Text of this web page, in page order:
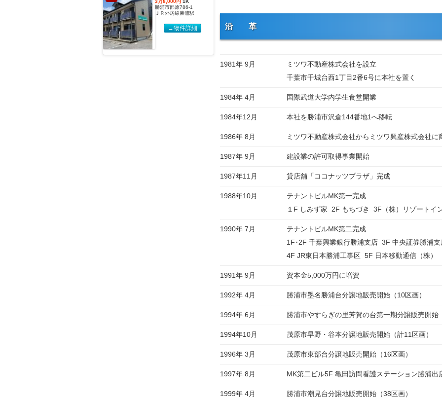
沿 革
1981年 9月
ミツワ不動産株式会社を設立
千葉市千城台西1丁目2番6号に本社を置く
1984年 4月 国際武道大学内学生食堂開業
1984年12月 本社を勝浦市沢倉144番地1へ移転
1986年 8月 ミツワ不動産株式会社からミツワ興産株式会社に
1987年 9月 建設業の許可取得事業開始
1987年11月 貸店舗「ココナッツプラザ」完成
1988年10月
テナントビルMK第一完成
１F しみず家 2F もちづき 3F（株）リゾートイ
1990年 7月
テナントビルMK第二完成
1F･2F 千葉興業銀行勝浦支店 3F 中央証券勝浦支
4F JR東日本勝浦工事区 5F 日本移動通信（株）
1991年 9月 資本金5,000万円に増資
1992年 4月 勝浦市墨名勝浦台分譲地販売開始（10区画）
1994年 6月 勝浦市やすらぎの里芳賀の台第一期分譲販売開始
1994年10月 茂原市早野・谷本分譲地販売開始（計11区画）
1996年 3月 茂原市東部台分譲地販売開始（16区画）
1997年 8月 MK第二ビル5F 亀田訪問看護ステーション勝浦出
1999年 4月 勝浦市潮見台分譲地販売開始（38区画）
3万8,000円 1K
勝浦市部原786-1
ＪＲ外房線勝浦駅
→物件詳細